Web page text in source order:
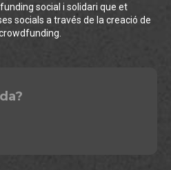
social i solidari que et
socials a través de la creació de